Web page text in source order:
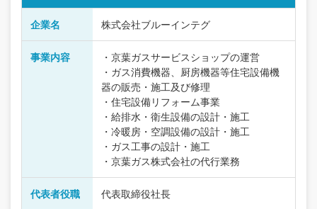
企業名 株式会社ブルーインテグ
事業内容
・京葉ガスサービスショップの運営
・ガス消費機器、厨房機器等住宅設備機
器の販売・施工及び修理
・住宅設備リフォーム事業
・給排水・衛生設備の設計・施工
・冷暖房・空調設備の設計・施工
・ガス工事の設計・施工
・京葉ガス株式会社の代行業務
代表者役職 代表取締役社長